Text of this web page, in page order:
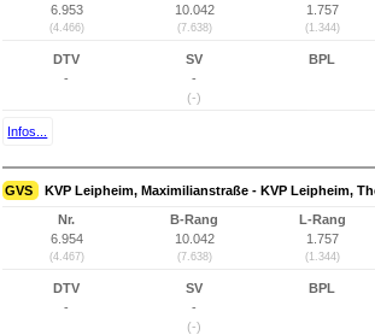
6.953
(4.466)
10.042
(7.638)
1.757
(1.344)
DTV
-
SV
-
(-)
BPL
Infos...
GVS KVP Leipheim, Maximilianstraße - KVP Leipheim,
Nr.
6.954
(4.467)
B-Rang
10.042
(7.638)
L-Rang
1.757
(1.344)
DTV
-
SV
-
(-)
BPL